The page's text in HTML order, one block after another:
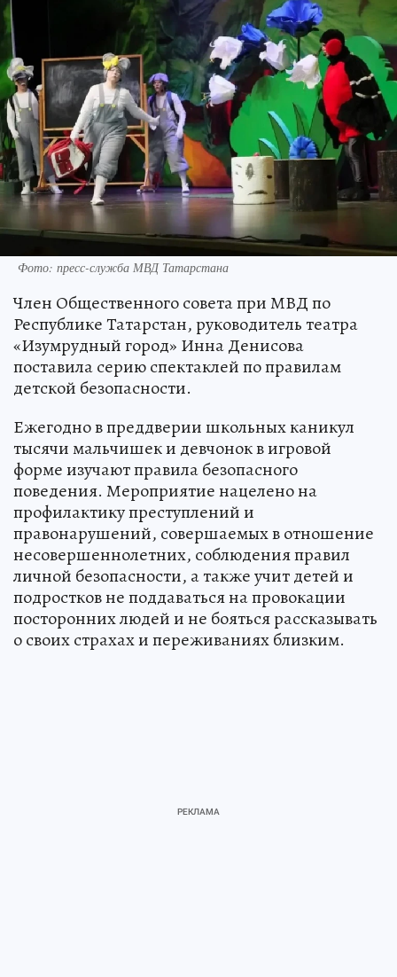
Фото: пресс-служба МВД Татарстана
Член Общественного совета при МВД по
Республике Татарстан, руководитель театра
«Изумрудный город» Инна Денисова
поставила серию спектаклей по правилам
детской безопасности.
Ежегодно в преддверии школьных каникул
тысячи мальчишек и девчонок в игровой
форме изучают правила безопасного
поведения. Мероприятие нацелено на
профилактику преступлений и
правонарушений, совершаемых в отношение
несовершеннолетних, соблюдения правил
личной безопасности, а также учит детей и
подростков не поддаваться на провокации
посторонних людей и не бояться рассказывать
о своих страхах и переживаниях близким.